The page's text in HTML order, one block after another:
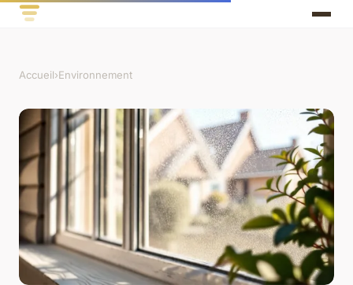
Accueil›Environnement